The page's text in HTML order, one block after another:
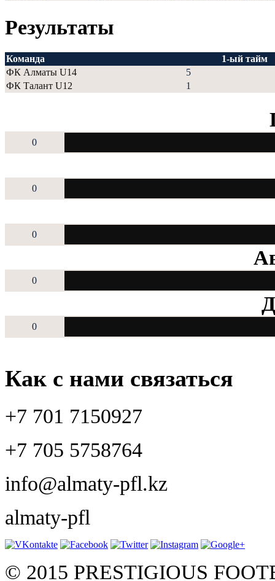
Результаты
Команда
1-ый тайм
ФК Алматы U14
5
ФК Талант U12
1
0
0
0
0
0
Как с нами связаться
+7 701 7150927
+7 705 5758764
info@almaty-pfl.kz
almaty-pfl
© 2015 PRESTIGIOUS